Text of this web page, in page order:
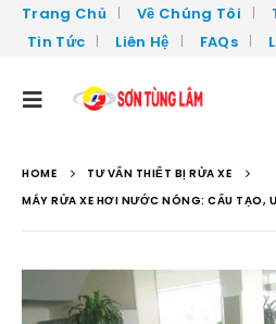
Trang Chủ Về Chúng Tôi
Tin Tức
Liên Hệ FAQs
HOME
TƯ VẤN THIẾT BỊ RỬA XE
MÁY RỬA XE HƠI NƯỚC NÓNG: CẤU TẠO,